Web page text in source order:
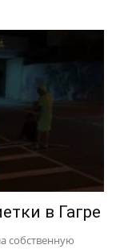
в Гагре
собственную